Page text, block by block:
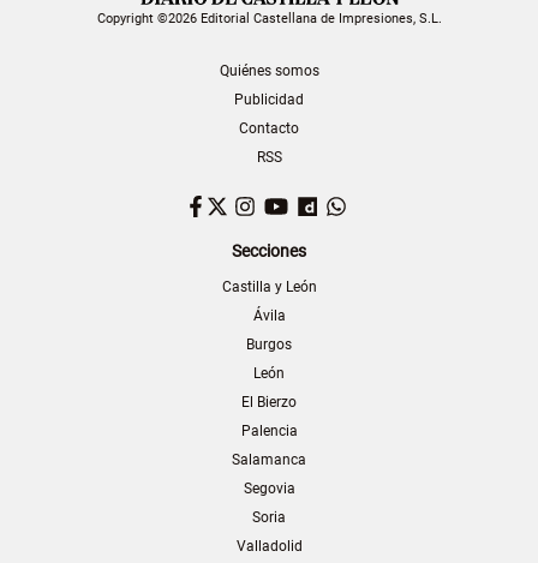
Copyright ©2026 Editorial Castellana de Impresiones, S.L.
Quiénes somos
Publicidad
Contacto
RSS
Facebook
TwitterInstagram
YouTubeDailymotion
Secciones
Castilla y León
Ávila
Burgos
León
El Bierzo
Palencia
Salamanca
Segovia
Soria
Valladolid